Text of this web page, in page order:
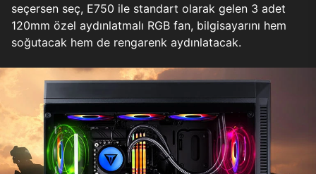
seçersen seç, E750 ile standart olarak gelen 3 adet
120mm özel aydınlatmalı RGB fan, bilgisayarını hem
soğutacak hem de rengarenk aydınlatacak.